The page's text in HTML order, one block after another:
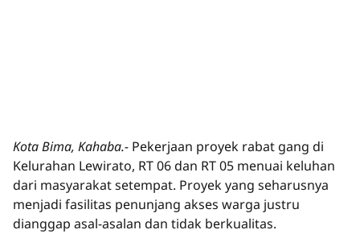
Kota Bima, Kahaba.- Pekerjaan proyek rabat gang di
Kelurahan Lewirato, RT 06 dan RT 05 menuai keluhan
dari masyarakat setempat. Proyek yang seharusnya
menjadi fasilitas penunjang akses warga justru
dianggap asal-asalan dan tidak berkualitas.